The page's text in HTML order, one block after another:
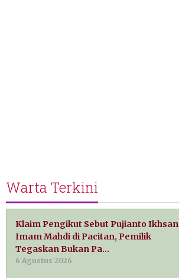
Warta Terkini
Klaim Pengikut Sebut Pujianto Ikhsan
Imam Mahdi di Pacitan, Pemilik
Tegaskan Bukan Pa…
6 Agustus 2026